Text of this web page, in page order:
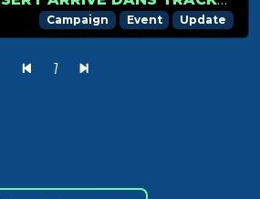
Campaign Event Update
1